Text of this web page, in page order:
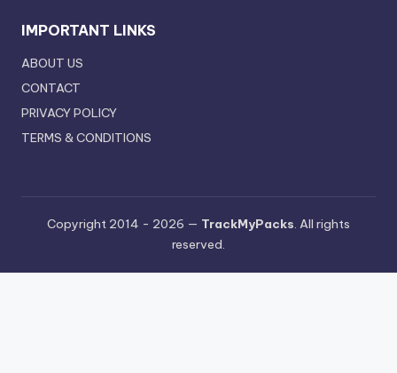
IMPORTANT LINKS
ABOUT US
CONTACT
PRIVACY POLICY
TERMS & CONDITIONS
Copyright 2014 - 2026 — TrackMyPacks. All rights
reserved.